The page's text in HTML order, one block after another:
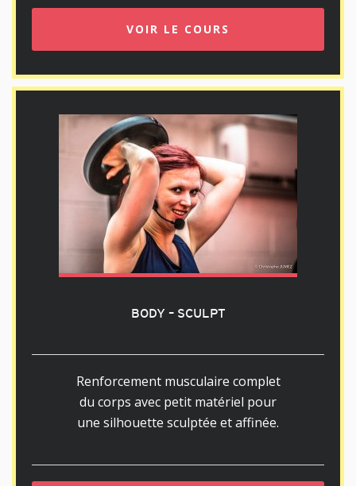
VOIR LE COURS
BODY – SCULPT
Renforcement musculaire complet
du corps avec petit matériel pour
une silhouette sculptée et affinée.